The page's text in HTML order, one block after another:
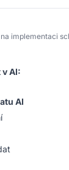
implementaci
AI:
AI